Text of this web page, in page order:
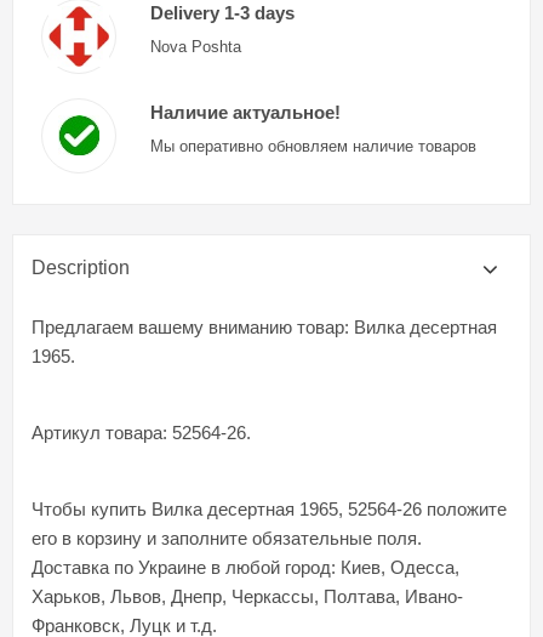
Delivery 1-3 days
Nova Poshta
Наличие актуальное!
Мы оперативно обновляем наличие товаров
Description
Предлагаем вашему вниманию товар: Вилка десертная
1965.
Артикул товара: 52564-26.
Чтобы купить Вилка десертная 1965, 52564-26 положите
его в корзину и заполните обязательные поля.
Доставка по Украине в любой город: Киев, Одесса,
Харьков, Львов, Днепр, Черкассы, Полтава, Ивано-
Франковск, Луцк и т.д.